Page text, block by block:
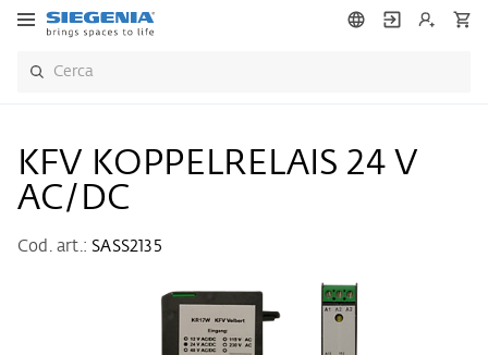
KFV KOPPELRELAIS 24 V
AC/DC
Cod. art.: SASS2135